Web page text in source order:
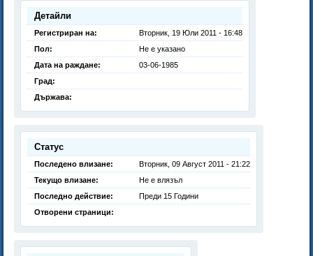
Детайли
Регистриран на:
Вторник, 19 Юли 2011 - 16:48
Пол:
Не е указано
Дата на раждане:
03-06-1985
Град:
Държава:
Статус
Последено влизане:
Вторник, 09 Август 2011 - 21:22
Текущо влизане:
Не е влязъл
Последно действие:
Преди 15 Години
Отворени страници: